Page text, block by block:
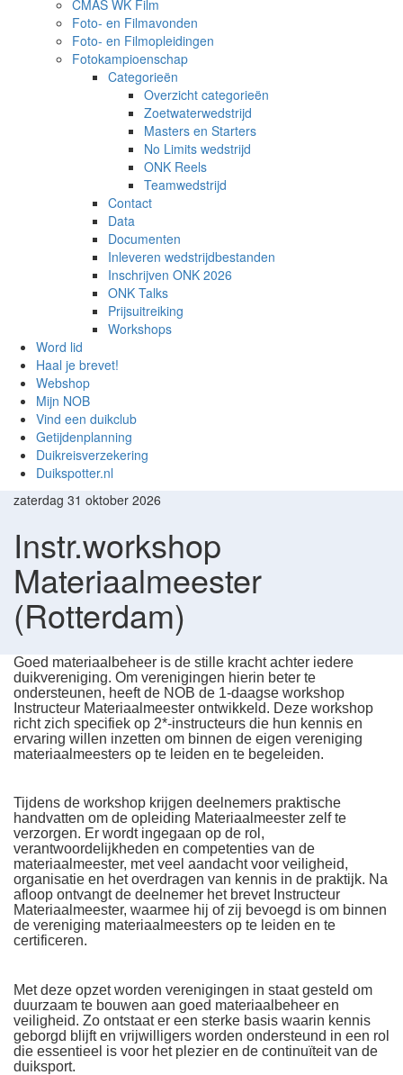
CMAS WK Film
Foto- en Filmavonden
Foto- en Filmopleidingen
Fotokampioenschap
Categorieën
Overzicht categorieën
Zoetwaterwedstrijd
Masters en Starters
No Limits wedstrijd
ONK Reels
Teamwedstrijd
Contact
Data
Documenten
Inleveren wedstrijdbestanden
Inschrijven ONK 2026
ONK Talks
Prijsuitreiking
Workshops
Word lid
Haal je brevet!
Webshop
Mijn NOB
Vind een duikclub
Getijdenplanning
Duikreisverzekering
Duikspotter.nl
zaterdag 31 oktober 2026
Instr.workshop
Materiaalmeester
(Rotterdam)
Goed materiaalbeheer is de stille kracht achter iedere
duikvereniging. Om verenigingen hierin beter te
ondersteunen, heeft de NOB de 1‑daagse workshop
Instructeur Materiaalmeester ontwikkeld. Deze workshop
richt zich specifiek op 2*-instructeurs die hun kennis en
ervaring willen inzetten om binnen de eigen vereniging
materiaalmeesters op te leiden en te begeleiden.
Tijdens de workshop krijgen deelnemers praktische
handvatten om de opleiding Materiaalmeester zelf te
verzorgen. Er wordt ingegaan op de rol,
verantwoordelijkheden en competenties van de
materiaalmeester, met veel aandacht voor veiligheid,
organisatie en het overdragen van kennis in de praktijk. Na
afloop ontvangt de deelnemer het brevet Instructeur
Materiaalmeester, waarmee hij of zij bevoegd is om binnen
de vereniging materiaalmeesters op te leiden en te
certificeren.
Met deze opzet worden verenigingen in staat gesteld om
duurzaam te bouwen aan goed materiaalbeheer en
veiligheid. Zo ontstaat er een sterke basis waarin kennis
geborgd blijft en vrijwilligers worden ondersteund in een rol
die essentieel is voor het plezier en de continuïteit van de
duiksport.